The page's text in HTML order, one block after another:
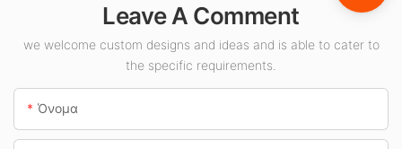
εσωτερικούς
χώρους όπως
βενζινάδικα και
υπόγειες
διαβάσεις.
Leave A Comment
we welcome custom designs and ideas and is able to cater to
the specific requirements.
Όνομα